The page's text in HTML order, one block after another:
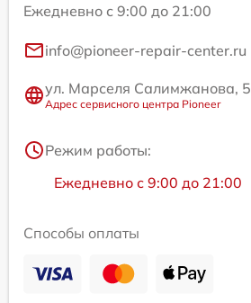
Ежедневно с 9:00 до 21:00
info@pioneer-repair-center.ru
ул. Марселя Салимжанова, 5
Адрес сервисного центра Pioneer
Режим работы:
Ежедневно с 9:00 до 21:00
Способы оплаты